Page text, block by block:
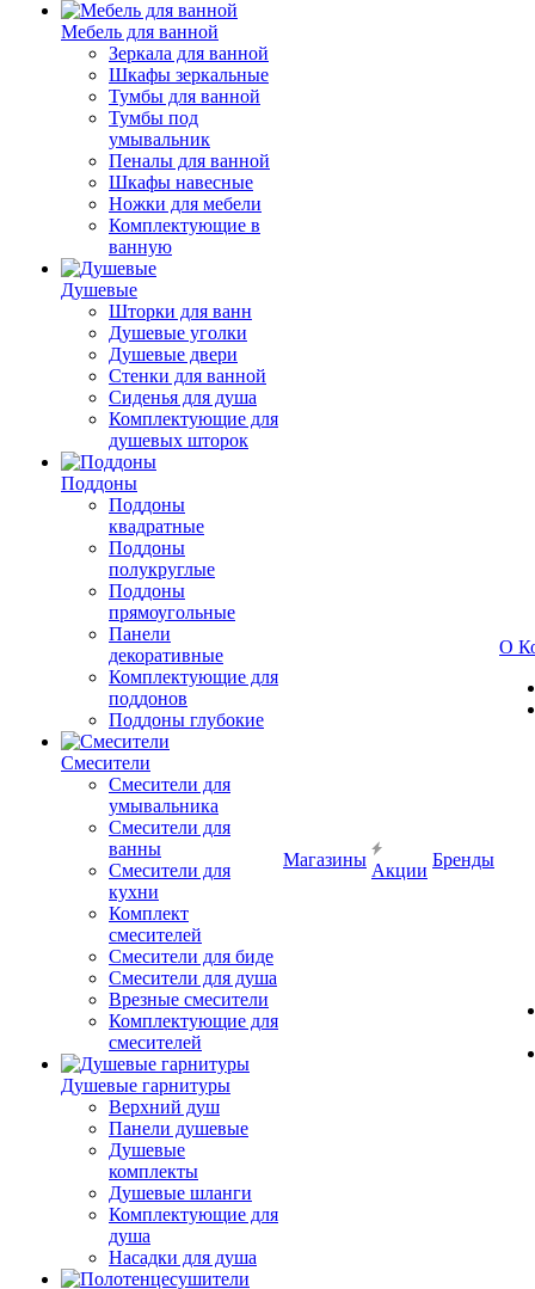
Мебель для ванной
Зеркала для ванной
Шкафы зеркальные
Тумбы для ванной
Тумбы под
умывальник
Пеналы для ванной
Шкафы навесные
Ножки для мебели
Комплектующие в
ванную
Душевые
Шторки для ванн
Душевые уголки
Душевые двери
Стенки для ванной
Сиденья для душа
Комплектующие для
душевых шторок
Поддоны
Поддоны
квадратные
Поддоны
полукруглые
Поддоны
прямоугольные
Панели
декоративные
Комплектующие для
поддонов
Поддоны глубокие
Смесители
Смесители для
умывальника
Смесители для
ванны
Смесители для
кухни
Комплект
смесителей
Смесители для биде
Смесители для душа
Врезные смесители
Комплектующие для
смесителей
Душевые гарнитуры
Верхний душ
Панели душевые
Душевые
комплекты
Душевые шланги
Комплектующие для
душа
Насадки для душа
Магазины
Акции
Бренды
О